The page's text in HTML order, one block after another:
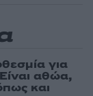
για
αθώα,
και